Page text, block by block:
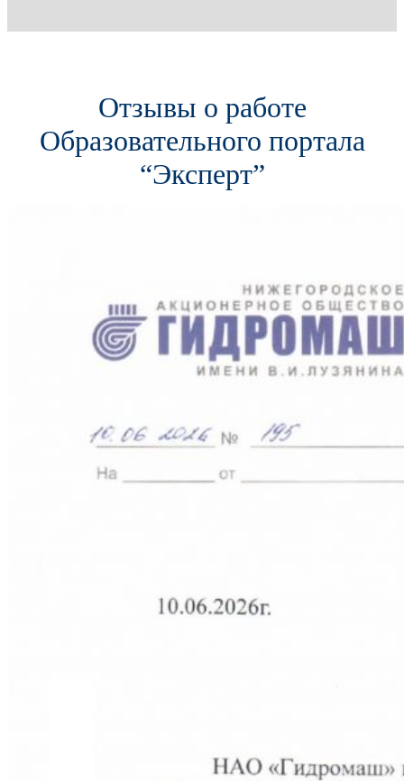
Отзывы о работе
Образовательного портала
“Эксперт”